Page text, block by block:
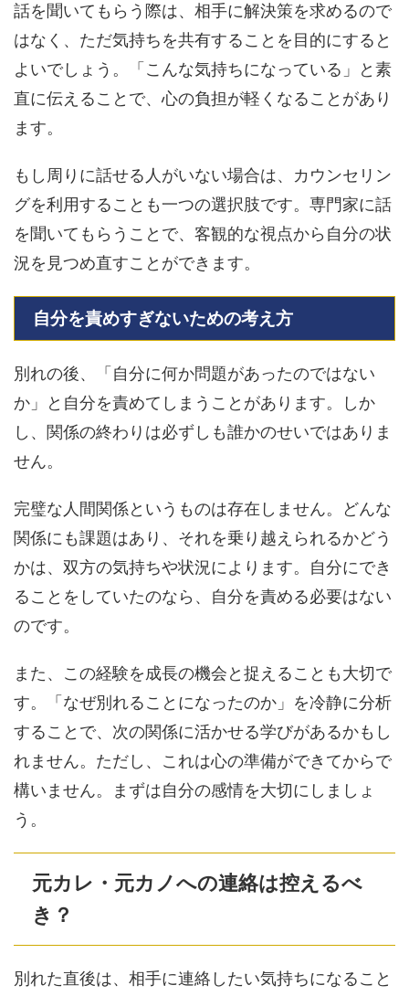
話を聞いてもらう際は、相手に解決策を求めるので
はなく、ただ気持ちを共有することを目的にすると
よいでしょう。「こんな気持ちになっている」と素
直に伝えることで、心の負担が軽くなることがあり
ます。
もし周りに話せる人がいない場合は、カウンセリン
グを利用することも一つの選択肢です。専門家に話
を聞いてもらうことで、客観的な視点から自分の状
況を見つめ直すことができます。
自分を責めすぎないための考え方
別れの後、「自分に何か問題があったのではない
か」と自分を責めてしまうことがあります。しか
し、関係の終わりは必ずしも誰かのせいではありま
せん。
完璧な人間関係というものは存在しません。どんな
関係にも課題はあり、それを乗り越えられるかどう
かは、双方の気持ちや状況によります。自分にでき
ることをしていたのなら、自分を責める必要はない
のです。
また、この経験を成長の機会と捉えることも大切で
す。「なぜ別れることになったのか」を冷静に分析
することで、次の関係に活かせる学びがあるかもし
れません。ただし、これは心の準備ができてからで
構いません。まずは自分の感情を大切にしましょ
う。
元カレ・元カノへの連絡は控えるべ
き？
別れた直後は、相手に連絡したい気持ちになること